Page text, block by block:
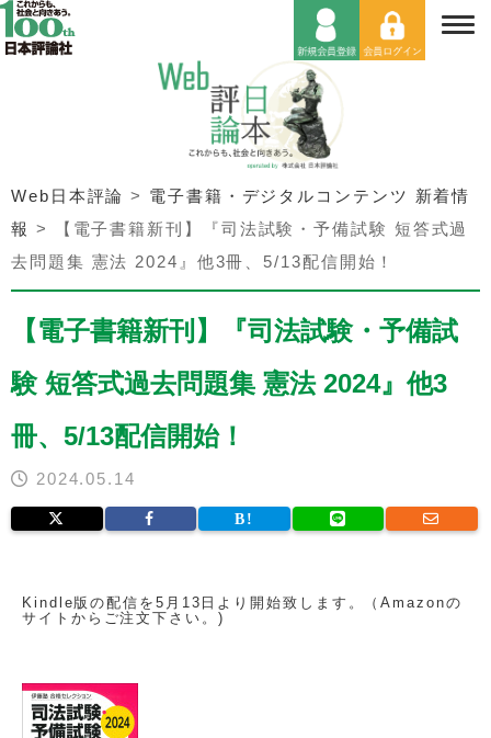
Web日本評論 > 電子書籍・デジタルコンテンツ 新着情
報 >
【電子書籍新刊】『司法試験・予備試験 短答式過
去問題集 憲法 2024』他3冊、5/13配信開始！
【電子書籍新刊】『司法試験・予備試
験 短答式過去問題集 憲法 2024』他3
冊、5/13配信開始！
2024.05.14
Kindle版の配信を5月13日より開始致します。（Amazonの
サイトからご注文下さい。)